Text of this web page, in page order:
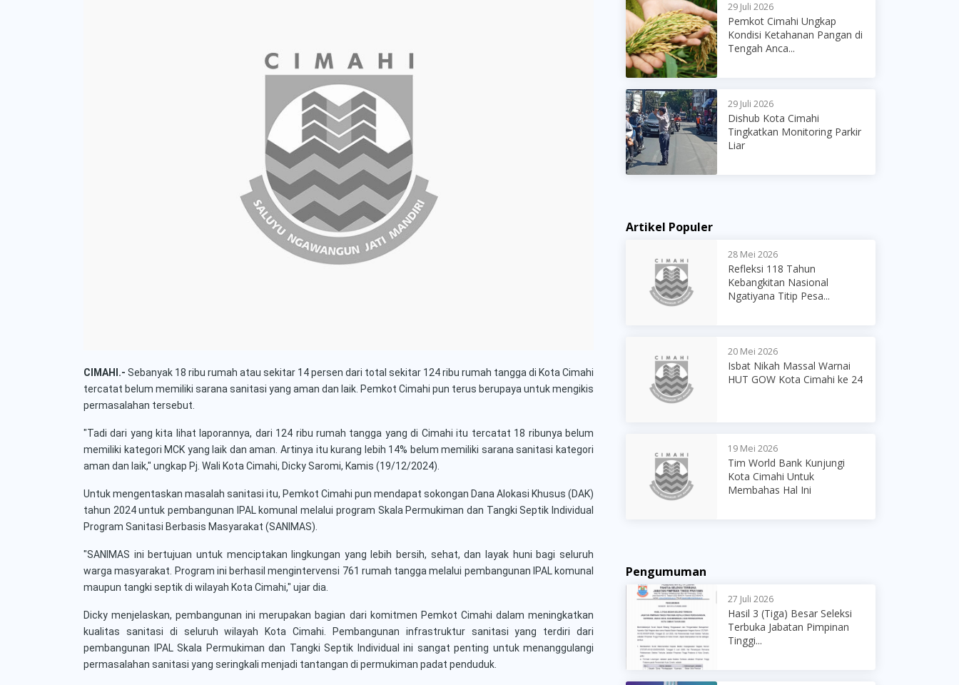
CIMAHI.- Sebanyak 18 ribu rumah atau sekitar 14 persen dari total sekitar 124 ribu rumah tangga di Kota Cimahi
tercatat belum memiliki sarana sanitasi yang aman dan laik. Pemkot Cimahi pun terus berupaya untuk mengikis
permasalahan tersebut.
"Tadi dari yang kita lihat laporannya, dari 124 ribu rumah tangga yang di Cimahi itu tercatat 18 ribunya belum
memiliki kategori MCK yang laik dan aman. Artinya itu kurang lebih 14% belum memiliki sarana sanitasi kategori
aman dan laik," ungkap Pj. Wali Kota Cimahi, Dicky Saromi, Kamis (19/12/2024).
Untuk mengentaskan masalah sanitasi itu, Pemkot Cimahi pun mendapat sokongan Dana Alokasi Khusus (DAK)
tahun 2024 untuk pembangunan IPAL komunal melalui program Skala Permukiman dan Tangki Septik Individual
Program Sanitasi Berbasis Masyarakat (SANIMAS).
"SANIMAS ini bertujuan untuk menciptakan lingkungan yang lebih bersih, sehat, dan layak huni bagi seluruh
warga masyarakat. Program ini berhasil mengintervensi 761 rumah tangga melalui pembangunan IPAL komunal
maupun tangki septik di wilayah Kota Cimahi," ujar dia.
Dicky menjelaskan, pembangunan ini merupakan bagian dari komitmen Pemkot Cimahi dalam meningkatkan
kualitas sanitasi di seluruh wilayah Kota Cimahi. Pembangunan infrastruktur sanitasi yang terdiri dari
pembangunan IPAL Skala Permukiman dan Tangki Septik Individual ini sangat penting untuk menanggulangi
permasalahan sanitasi yang seringkali menjadi tantangan di permukiman padat penduduk.
29 Juli 2026
Pemkot Cimahi Ungkap
Kondisi Ketahanan Pangan di
Tengah Anca...
29 Juli 2026
Dishub Kota Cimahi
Tingkatkan Monitoring Parkir
Liar
Artikel Populer
28 Mei 2026
Refleksi 118 Tahun
Kebangkitan Nasional
Ngatiyana Titip Pesa...
20 Mei 2026
Isbat Nikah Massal Warnai
HUT GOW Kota Cimahi ke 24
19 Mei 2026
Tim World Bank Kunjungi
Kota Cimahi Untuk
Membahas Hal Ini
Pengumuman
27 Juli 2026
Hasil 3 (Tiga) Besar Seleksi
Terbuka Jabatan Pimpinan
Tinggi...